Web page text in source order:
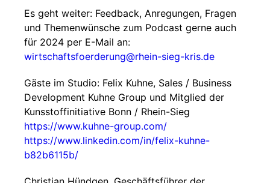
Es geht weiter: Feedback, Anregungen, Fragen
und Themenwünsche zum Podcast gerne auch
für 2024 per E-Mail an:
wirtschaftsfoerderung@rhein-sieg-kris.de
Gäste im Studio: Felix Kuhne, Sales / Business
Development Kuhne Group und Mitglied der
Kunsstoffinitiative Bonn / Rhein-Sieg
https://www.kuhne-group.com/
https://www.linkedin.com/in/felix-kuhne-
b82b6115b/